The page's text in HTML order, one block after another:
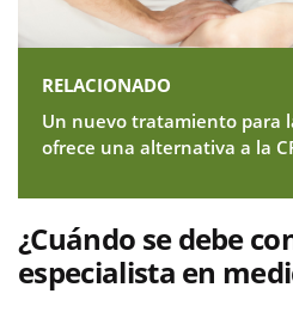
RELACIONADO
Un nuevo tratamiento para
ofrece una alternativa a la
¿Cuándo se debe
especialista en